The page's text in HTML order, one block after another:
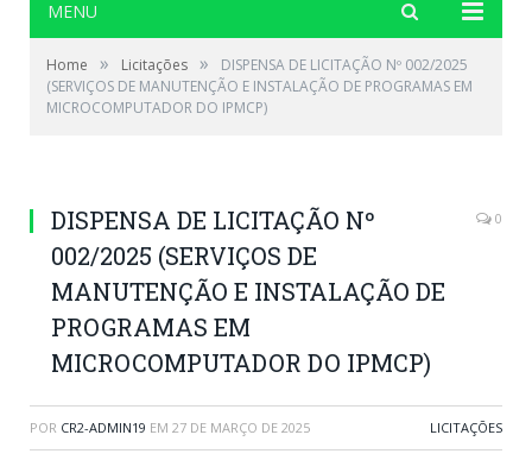
MENU
Home » Licitações »
DISPENSA DE LICITAÇÃO Nº 002/2025
(SERVIÇOS DE MANUTENÇÃO E INSTALAÇÃO DE PROGRAMAS EM
MICROCOMPUTADOR DO IPMCP)
DISPENSA DE LICITAÇÃO Nº
002/2025 (SERVIÇOS DE
MANUTENÇÃO E INSTALAÇÃO DE
PROGRAMAS EM
MICROCOMPUTADOR DO IPMCP)
0
POR CR2-ADMIN19 EM 27 DE MARÇO DE 2025 LICITAÇÕES